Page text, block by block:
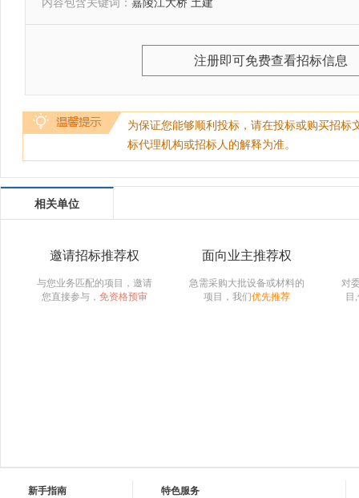
内容包含关键词： 嘉陵江大桥 土建
注册即可免费查看招标信息
为保证您能够顺利投标，请在投标或购买招
标代理机构或招标人的解释为准。
相关单位
邀请招标推荐权
与您业务匹配的项目，邀请
您直接参与， 免资格预审
面向业主推荐权
急需采购大批设备或材料的
项目，我们优先推荐
对
目
新手指南 特色服务